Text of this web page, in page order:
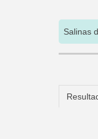
Salinas